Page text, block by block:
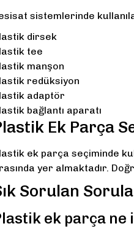
sistemlerinde
dirsek
tee
manşon
redüksiyon
adaptör
bağlantı aparatı
Ek Parça
ek parça seçiminde
yer almaktadır.
Sorulan
ek parça ne